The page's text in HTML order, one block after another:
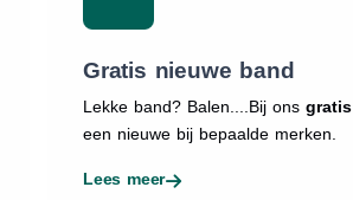
Gratis nieuwe band
Lekke band? Balen....Bij ons gratis
een nieuwe bij bepaalde merken.
Lees meer